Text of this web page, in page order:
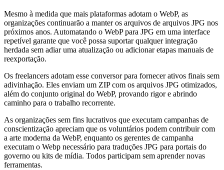
Mesmo à medida que mais plataformas adotam o WebP, as
organizações continuarão a manter os arquivos de arquivos JPG nos
próximos anos. Automatando o WebP para JPG em uma interface
repetível garante que você possa suportar qualquer integração
herdada sem adiar uma atualização ou adicionar etapas manuais de
reexportação.
Os freelancers adotam esse conversor para fornecer ativos finais sem
adivinhação. Eles enviam um ZIP com os arquivos JPG otimizados,
além do conjunto original do WebP, provando rigor e abrindo
caminho para o trabalho recorrente.
As organizações sem fins lucrativos que executam campanhas de
conscientização apreciam que os voluntários podem contribuir com
a arte moderna da WebP, enquanto os gerentes de campanha
executam o Webp necessário para traduções JPG para portais do
governo ou kits de mídia. Todos participam sem aprender novas
ferramentas.